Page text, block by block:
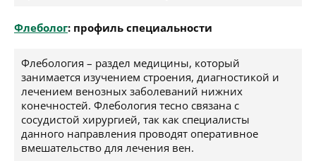
Флеболог: профиль специальности
Флебология – раздел медицины, который
занимается изучением строения, диагностикой и
лечением венозных заболеваний нижних
конечностей. Флебология тесно связана с
сосудистой хирургией, так как специалисты
данного направления проводят оперативное
вмешательство для лечения вен.